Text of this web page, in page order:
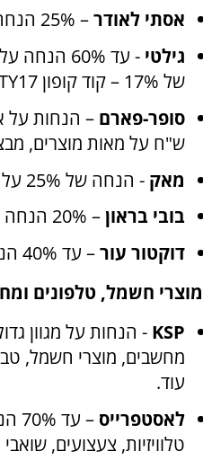
אסתי לאודר– 25% הנחה על מגוון המוצרים באתר
גילטי
- עד 60%
של 17% – קוד קופון
סופר-פארם
ש"ח על מאות מוצרים,
מאק - הנחה של 25% על מגוון מוצרים באתר
בובי בראון– 20% הנחה על מגוון מוצרים נבחרים
דוקטור עור– עד 40% הנחה.
מוצרי חשמל, טלפונים
KSP - הנחות על מגוון
מחשבים, מוצרי חשמל,
עוד.
לאסטפרייס
–
טלוויזיות, צעצועים,